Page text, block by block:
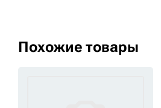
Похожие товары